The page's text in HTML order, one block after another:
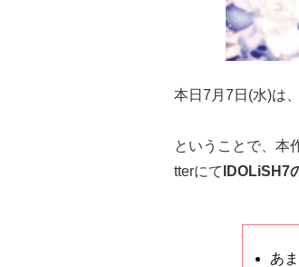
本日7月7日(水)は
ということで、本
tterにて IDOLiSH7
あ